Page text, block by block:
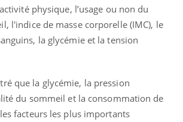
physique, l’usage ou non du
l'indice de masse corporelle (IMC), le
la glycémie et la tension
que la glycémie, la pression
du sommeil et la consommation de
facteurs les plus importants